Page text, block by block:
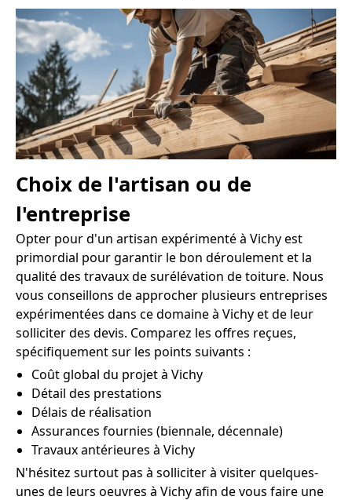
Choix de l'artisan ou de
l'entreprise
Opter pour d'un artisan expérimenté à Vichy est
primordial pour garantir le bon déroulement et la
qualité des travaux de surélévation de toiture. Nous
vous conseillons de approcher plusieurs entreprises
expérimentées dans ce domaine à Vichy et de leur
solliciter des devis. Comparez les offres reçues,
spécifiquement sur les points suivants :
Coût global du projet à Vichy
Détail des prestations
Délais de réalisation
Assurances fournies (biennale, décennale)
Travaux antérieures à Vichy
N'hésitez surtout pas à solliciter à visiter quelques-
unes de leurs oeuvres à Vichy afin de vous faire une